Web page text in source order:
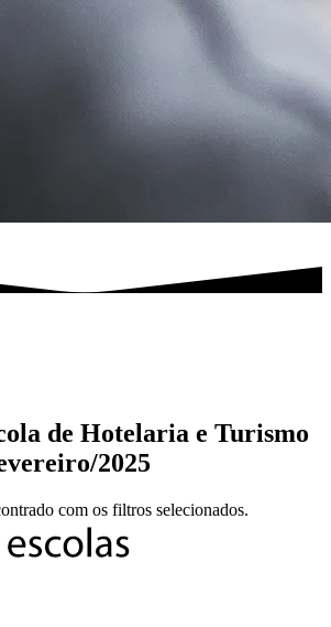
de Hotelaria e Turismo
2025
com os filtros selecionados.